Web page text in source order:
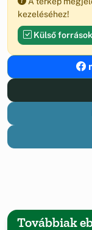
kezeléséhez!
Külső
Továbbiak